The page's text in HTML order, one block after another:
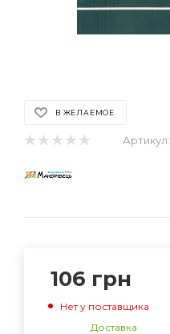
В ЖЕЛАЕМОЕ
Артикул:
106 грн
Нет у поставщика
Доставка